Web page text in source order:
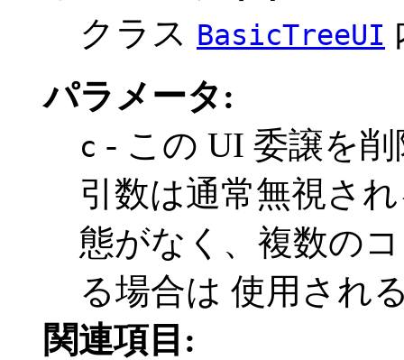
クラス BasicTreeUI
パラメータ:
c - この UI 委譲を
引数は通常無視さ
態がなく、複数の
る場合は 使用され
関連項目: